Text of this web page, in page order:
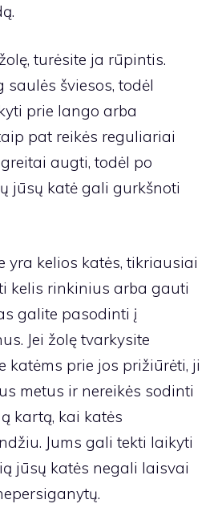
turėsite ja rūpintis.
saulės šviesos, todėl
prie lango arba
pat reikės reguliariai
augti, todėl po
jūsų katė gali gurkšnoti
yra kelios katės, tikriausiai
kelis rinkinius arba gauti
galite pasodinti į
Jei žolę tvarkysite
katėms prie jos prižiūrėti, ji
metus ir nereikės sodinti
kartą, kai katės
Jums gali tekti laikyti
jūsų katės negali laisvai